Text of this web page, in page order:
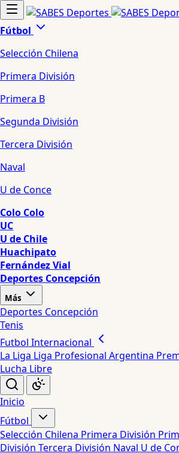
Fútbol
Selección Chilena
Primera División
Primera B
Segunda División
Tercera División
Naval
U de Conce
Colo Colo
UC
U de Chile
Huachipato
Fernández Vial
Deportes Concepción
Más
Deportes Concepción
Tenis
Futbol Internacional
La Liga Liga Profesional Argentina
Lucha Libre
Inicio
Fútbol
Selección Chilena Primera División
División Tercera División Naval U de